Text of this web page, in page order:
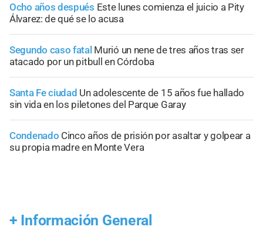
Ocho años después Este lunes comienza el juicio a Pity
Álvarez: de qué se lo acusa
Segundo caso fatal Murió un nene de tres años tras ser
atacado por un pitbull en Córdoba
Santa Fe ciudad Un adolescente de 15 años fue hallado
sin vida en los piletones del Parque Garay
Condenado Cinco años de prisión por asaltar y golpear a
su propia madre en Monte Vera
+ Información General